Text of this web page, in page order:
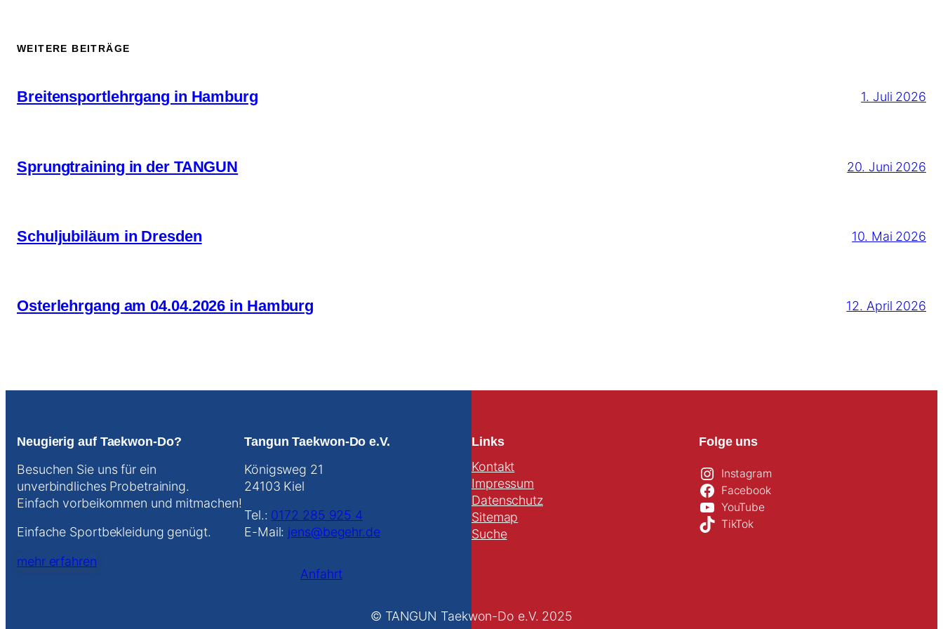
WEITERE BEITRÄGE
Breitensportlehrgang in Hamburg 1. Juli 2026
Sprungtraining in der TANGUN 20. Juni 2026
Schuljubiläum in Dresden 10. Mai 2026
Osterlehrgang am 04.04.2026 in Hamburg 12. April 2026
Neugierig auf Taekwon-Do?
Besuchen Sie uns für ein
unverbindliches Probetraining.
Einfach vorbeikommen und mitmachen!
Einfache Sportbekleidung genügt.
mehr erfahren
Tangun Taekwon-Do e.V.
Königsweg 21
24103 Kiel
Tel.: 0172 285 925 4
E-Mail: jens@begehr.de
Anfahrt
Links
Kontakt
Impressum
Datenschutz
Sitemap
Suche
Folge uns
Instagram
Facebook
YouTube
TikTok
© TANGUN Taekwon-Do e.V. 2025